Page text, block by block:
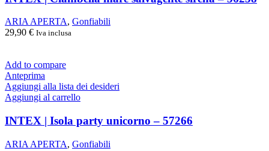
ARIA APERTA, Gonfiabili
29,90 € Iva inclusa
Add to compare
Anteprima
Aggiungi alla lista dei desideri
Aggiungi al carrello
INTEX | Isola party unicorno – 57266
ARIA APERTA, Gonfiabili